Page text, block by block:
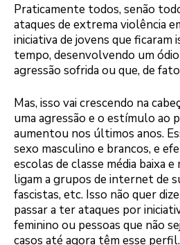
Praticamente todos, senão
ataques de extrema violência
iniciativa de jovens que
tempo, desenvolvendo um
agressão sofrida ou que, de
Mas, isso vai crescendo na
uma agressão e o estímulo ao
aumentou nos últimos anos.
sexo masculino e brancos, e
escolas de classe média baixa e
ligam a grupos de internet de
fascistas, etc. Isso não quer
passar a ter ataques por
feminino ou pessoas que não
casos até agora têm esse